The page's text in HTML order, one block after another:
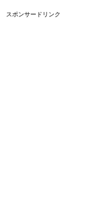
スポンサードリンク